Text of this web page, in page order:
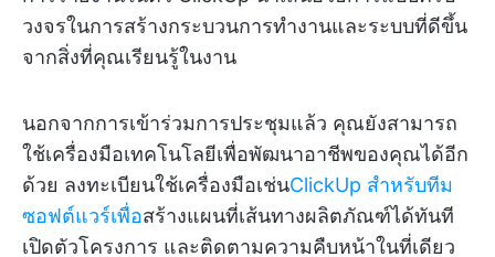
วงจรในการสร้างกระบวนการทำงานและระบบที่ดีขึ้น
จากสิ่งที่คุณเรียนรู้ในงาน
นอกจากการเข้าร่วมการประชุมแล้ว คุณยังสามารถ
ใช้เครื่องมือเทคโนโลยีเพื่อพัฒนาอาชีพของคุณได้อีก
ด้วย ลงทะเบียนใช้เครื่องมือเช่นClickUp สำหรับทีม
ซอฟต์แวร์เพื่อสร้างแผนที่เส้นทางผลิตภัณฑ์ได้ทันที
เปิดตัวโครงการ และติดตามความคืบหน้าในที่เดียว